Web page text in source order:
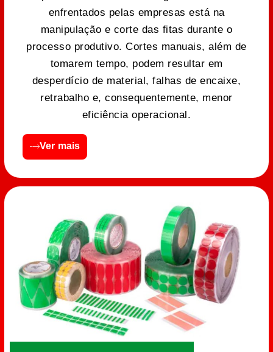
enfrentados pelas empresas está na
manipulação e corte das fitas durante o
processo produtivo. Cortes manuais, além de
tomarem tempo, podem resultar em
desperdício de material, falhas de encaixe,
retrabalho e, consequentemente, menor
eficiência operacional.
Ver mais